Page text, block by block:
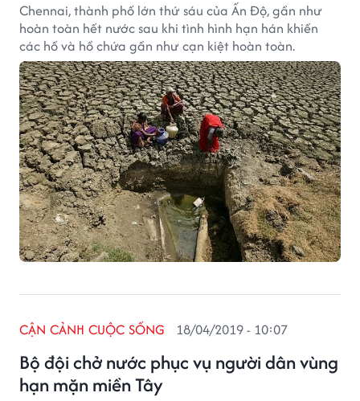
Chennai, thành phố lớn thứ sáu của Ấn Độ, gần như
hoàn toàn hết nước sau khi tình hình hạn hán khiến
các hồ và hồ chứa gần như cạn kiệt hoàn toàn.
Bộ đội chở nước phục vụ người dân vùng
hạn mặn miền Tây
CẬN CẢNH CUỘC SỐNG 18/04/2019 - 10:07